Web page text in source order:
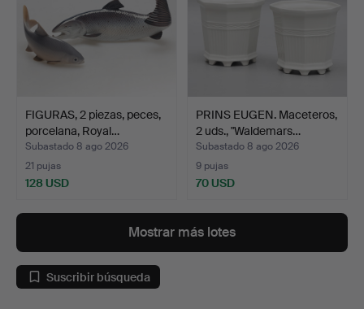
FIGURAS, 2 piezas, peces,
porcelana, Royal…
Subastado 8 ago 2026
21 pujas
128 USD
PRINS EUGEN. Maceteros,
2 uds., "Waldemars…
Subastado 8 ago 2026
9 pujas
70 USD
Mostrar más lotes
Suscribir búsqueda